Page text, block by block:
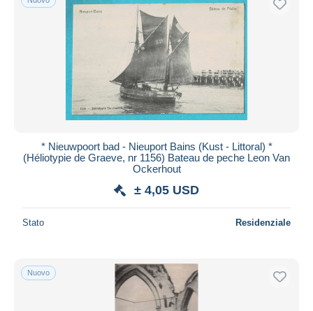
* Nieuwpoort bad - Nieuport Bains (Kust - Littoral) *
(Héliotypie de Graeve, nr 1156) Bateau de peche Leon Van
Ockerhout
± 4,05 USD
Stato Residenziale
Nuovo